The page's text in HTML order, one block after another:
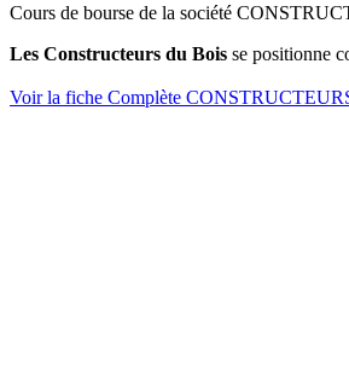
Cours de bourse de la société
Les Constructeurs du Bois se positionne
Voir la fiche Complète